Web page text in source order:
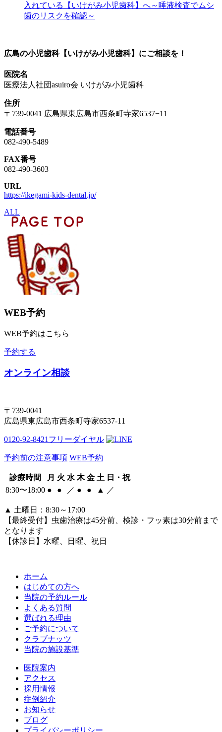
入れている【いけがみ小児歯科】へ～唾液検査でムシ
歯のリスクを確認～
広島の小児歯科【いけがみ小児歯科】にご相談を！
医院名
医療法人社団asuiro会 いけがみ小児歯科
住所
〒739-0041 広島県東広島市西条町寺家6537−11
電話番号
082-490-5489
FAX番号
082-490-3603
URL
https://ikegami-kids-dental.jp/
ALL
WEB予約
WEB予約はこちら
予約する
オンライン相談
〒739-0041
広島県東広島市西条町寺家6537-11
0120-92-8421 フリーダイヤル
予約前の注意事項 WEB予約
診療時間 月 火 水 木 金 土 日・祝
8:30〜18:00 ● ● ／ ● ● ▲ ／
▲ 土曜日：8:30～17:00
【最終受付】虫歯治療は45分前、検診・フッ素は30分前まで
となります
【休診日】水曜、日曜、祝日
ホーム
はじめての方へ
当院の予約ルール
よくある質問
選ばれる理由
ご予約について
クラブナッツ
当院の施設基準
医院案内
アクセス
採用情報
症例紹介
お知らせ
ブログ